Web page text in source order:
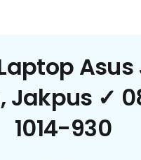
Jakpus ✓
1014-930